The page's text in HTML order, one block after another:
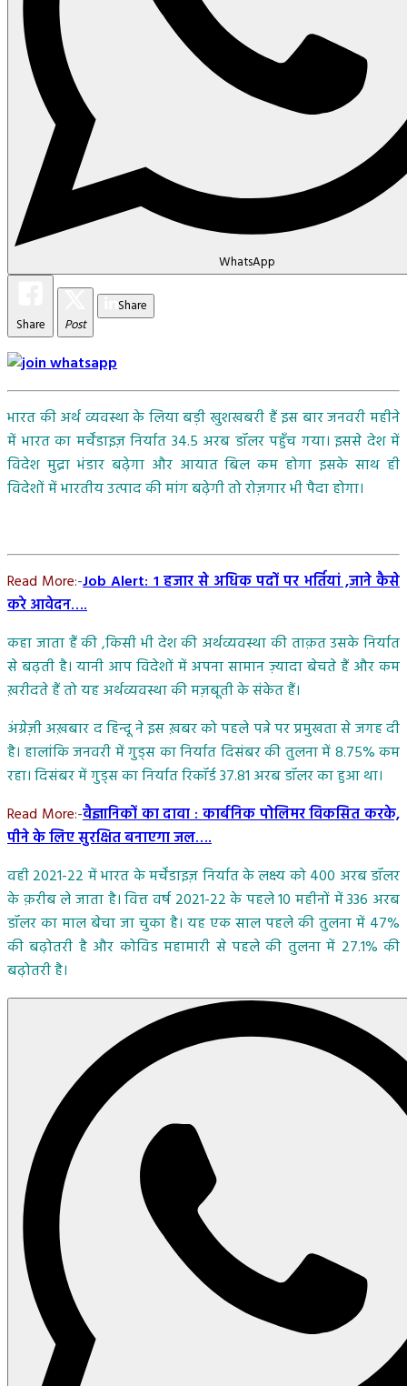
WhatsApp
Share Post
Share
भारत की अर्थ व्यवस्था के लिया बड़ी खुशखबरी हैं इस बार जनवरी महीने
में भारत का मर्चेंडाइज़ निर्यात 34.5 अरब डॉलर पहुँच गया। इससे देश में
विदेश मुद्रा भंडार बढ़ेगा और आयात बिल कम होगा इसके साथ ही
विदेशों में भारतीय उत्पाद की मांग बढ़ेगी तो रोज़गार भी पैदा होगा।
Read More:-Job Alert: 1 हजार से अधिक पदों पर भर्तियां ,जाने कैसे
करे आवेदन….
कहा जाता हैं की ,किसी भी देश की अर्थव्यवस्था की ताक़त उसके निर्यात
से बढ़ती है। यानी आप विदेशों में अपना सामान ज़्यादा बेचते हैं और कम
ख़रीदते हैं तो यह अर्थव्यवस्था की मज़बूती के संकेत हैं।
अंग्रेज़ी अख़बार द हिन्दू ने इस ख़बर को पहले पन्ने पर प्रमुखता से जगह दी
है। हालांकि जनवरी में गुड्स का निर्यात दिसंबर की तुलना में 8.75% कम
रहा। दिसंबर में गुड्स का निर्यात रिकॉर्ड 37.81 अरब डॉलर का हुआ था।
Read More:-वैज्ञानिकों का दावा : कार्बनिक पोलिमर विकसित करके,
पीने के लिए सुरक्षित बनाएगा जल….
वही 2021-22 में भारत के मर्चेंडाइज़ निर्यात के लक्ष्य को 400 अरब डॉलर
के क़रीब ले जाता है। वित्त वर्ष 2021-22 के पहले 10 महीनों में 336 अरब
डॉलर का माल बेचा जा चुका है। यह एक साल पहले की तुलना में 47%
की बढ़ोतरी है और कोविड महामारी से पहले की तुलना में 27.1% की
बढ़ोतरी है।